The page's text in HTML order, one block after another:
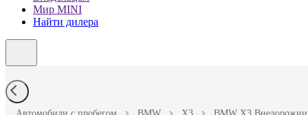
Мир MINI
Найти дилера